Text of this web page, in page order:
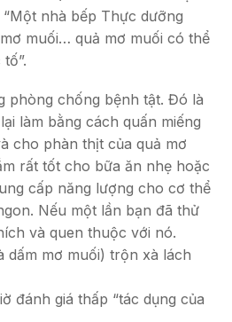
nhà bếp Thực dưỡng
muối… quả mơ muối có thể
phòng chống bệnh tật. Đó là
làm bằng cách quấn miếng
cho phàn thịt của quả mơ
rất tốt cho bữa ăn nhẹ hoặc
cấp năng lượng cho cơ thể
Nếu một lần bạn đã thử
và quen thuộc với nó.
dấm mơ muối) trộn xà lách
đánh giá thấp “tác dụng của